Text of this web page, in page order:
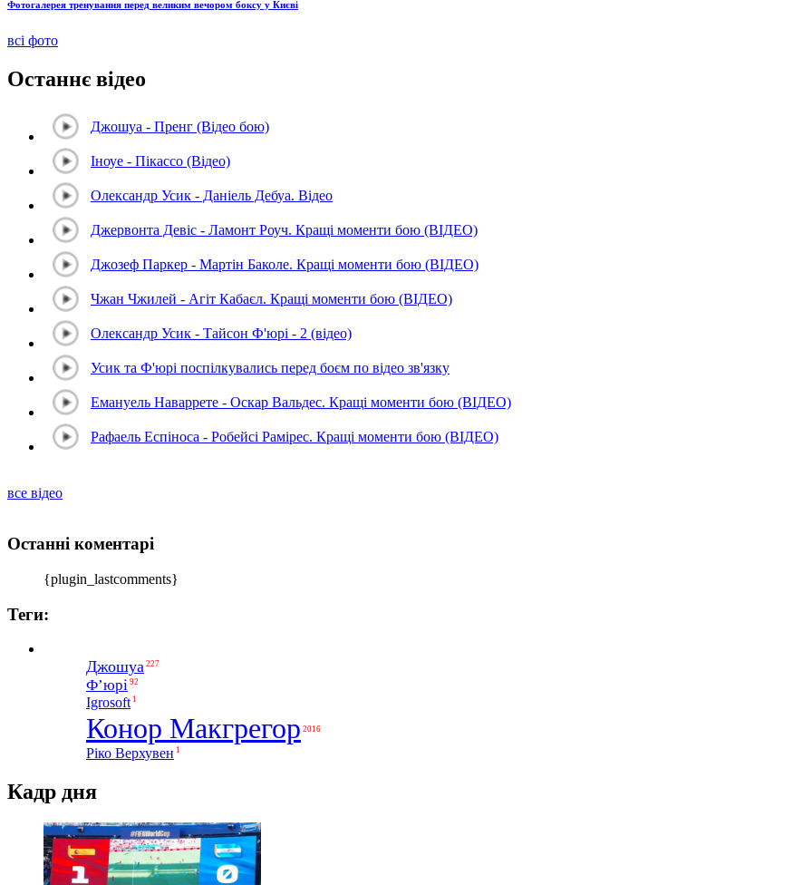
Фотогалерея тренування перед великим вечором боксу у Києві
всі фото
Останнє відео
Джошуа - Пренг (Відео бою)
Іноуе - Пікассо (Відео)
Олександр Усик - Даніель Дебуа. Відео
Джервонта Девіс - Ламонт Роуч. Кращі моменти бою (ВІДЕО)
Джозеф Паркер - Мартін Баколе. Кращі моменти бою (ВІДЕО)
Чжан Чжилей - Агіт Кабаєл. Кращі моменти бою (ВІДЕО)
Олександр Усик - Тайсон Ф'юрі - 2 (відео)
Усик та Ф'юрі поспілкувались перед боєм по відео зв'язку
Емануель Наваррете - Оскар Вальдес. Кращі моменти бою (ВІДЕО)
Рафаель Еспіноса - Робейсі Рамірес. Кращі моменти бою (ВІДЕО)
все відео
Останні коментарі
{plugin_lastcomments}
Теги:
Джошуа 227
Ф’юрі 92
Igrosoft 1
Конор Макгрегор 2016
Ріко Верхувен 1
Кадр дня